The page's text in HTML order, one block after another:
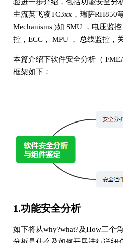
主流英飞凌TC3xx，瑞萨RH850
Mechanisms )如 SMU ，电压监
控，ECC， MPU ， 总线监控，
本篇介绍下软件安全分析（
框架如下：
1.功能安全分析
如下将从why?what?及How三个